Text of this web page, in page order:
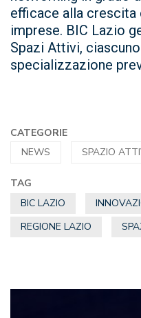
efficace alla
imprese. BIC Lazio
Spazi Attivi,
specializzazione
CATEGORIE
NEWS
SPAZIO
TAG
BIC LAZIO
REGIONE LAZIO